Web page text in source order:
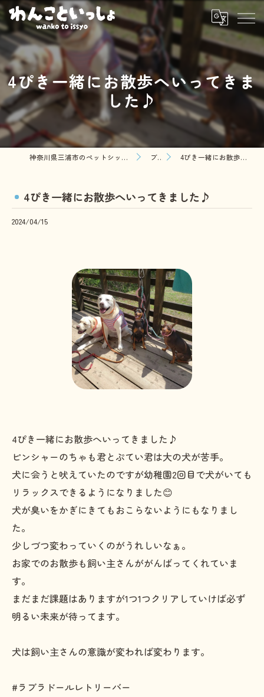
4ぴき一緒にお散歩へいってきま
した♪
神奈川県三浦市のペットシッターならわんこといっしょ ブログ 4ぴき一緒にお散歩へいってきました♪
4ぴき一緒にお散歩へいってきました♪
2024/04/15
4ぴき一緒にお散歩へいってきました♪
ピンシャーのちゃも君とぷてい君は大の犬が苦手。
犬に会うと吠えていたのですが幼稚園2回目で犬がいても
リラックスできるようになりました😊
犬が臭いをかぎにきてもおこらないようにもなりまし
た。
少しづつ変わっていくのがうれしいなぁ。
お家でのお散歩も飼い主さんががんばってくれていま
す。
まだまだ課題はありますが1つ1つクリアしていけば必ず
明るい未来が待ってます。
犬は飼い主さんの意識が変われば変わります。
#ラブラドールレトリーバー